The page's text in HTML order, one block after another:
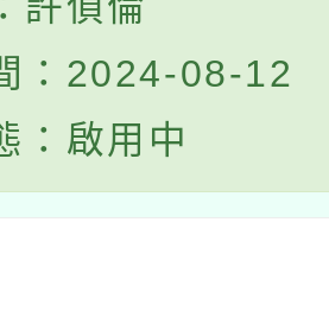
：2024-08-12
：啟用中